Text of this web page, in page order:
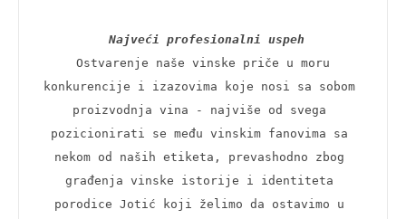
Najveći profesionalni uspeh
konkurencije i izazovima koje nosi sa sobom
proizvodnja vina - najviše od svega
pozicionirati se među vinskim fanovima sa
nekom od naših etiketa, prevashodno zbog
građenja vinske istorije i identiteta
porodice Jotić koji želimo da ostavimo u